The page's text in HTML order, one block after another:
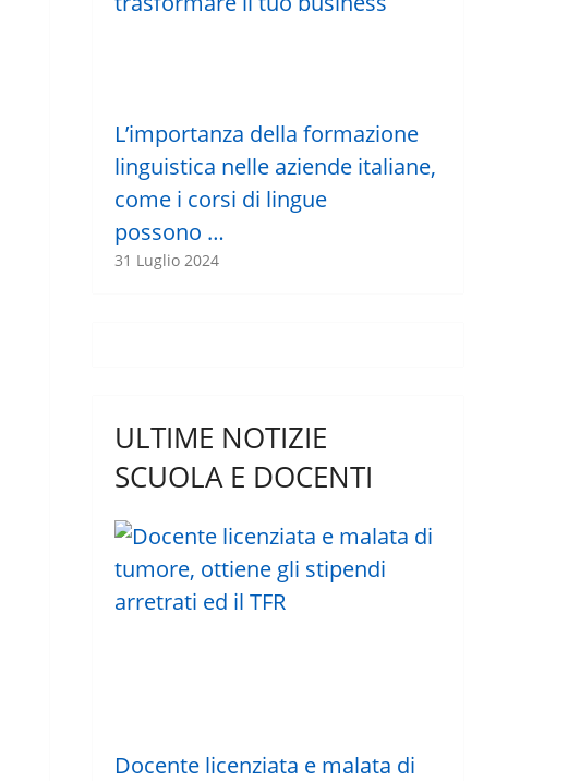
L’importanza della formazione
linguistica nelle aziende italiane,
come i corsi di lingue
possono …
31 Luglio 2024
ULTIME NOTIZIE
SCUOLA E DOCENTI
Docente licenziata e malata di